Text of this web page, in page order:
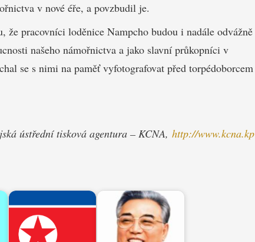
v nové éře, a povzbudil je.
že pracovníci loděnice Nampcho budou i nadále odvážně
našeho námořnictva a jako slavní průkopníci v
se s nimi na paměť vyfotografovat před torpédoborcem
ústřední tisková agentura – KCNA, http://www.kcna.kp